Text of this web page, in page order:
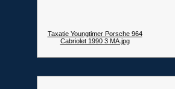
Taxatie Youngtimer Porsche 964
Cabriolet 1990 3 MA.jpg